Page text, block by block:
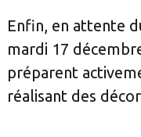
Enfin, en attente
mardi 17
préparent
réalisant des